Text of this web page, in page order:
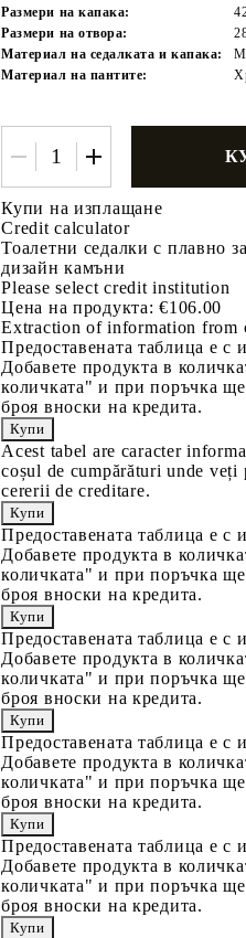
Размери на капака:
Размери на отвора:
Материал на седалката и капака:
Материал на пантите:
Купи на изплащане
Credit calculator
Тоалетни седалки с плавно
дизайн камъни
Please select credit institution
Цена на продукта: €106.00
Extraction of information from
Предоставената таблица е с
Добавете продукта в
количката" и при поръчка
броя вноски на кредита.
Acest tabel are caracter
coșul de cumpărături unde veți
cererii de creditare.
Предоставената таблица е с
Добавете продукта в
количката" и при поръчка
броя вноски на кредита.
Предоставената таблица е с
Добавете продукта в
количката" и при поръчка
броя вноски на кредита.
Предоставената таблица е с
Добавете продукта в
количката" и при поръчка
броя вноски на кредита.
Предоставената таблица е с
Добавете продукта в
количката" и при поръчка
броя вноски на кредита.